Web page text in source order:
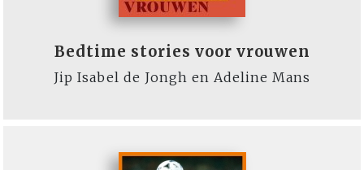
Bedtime stories voor vrouwen
Jip Isabel de Jongh en Adeline Mans